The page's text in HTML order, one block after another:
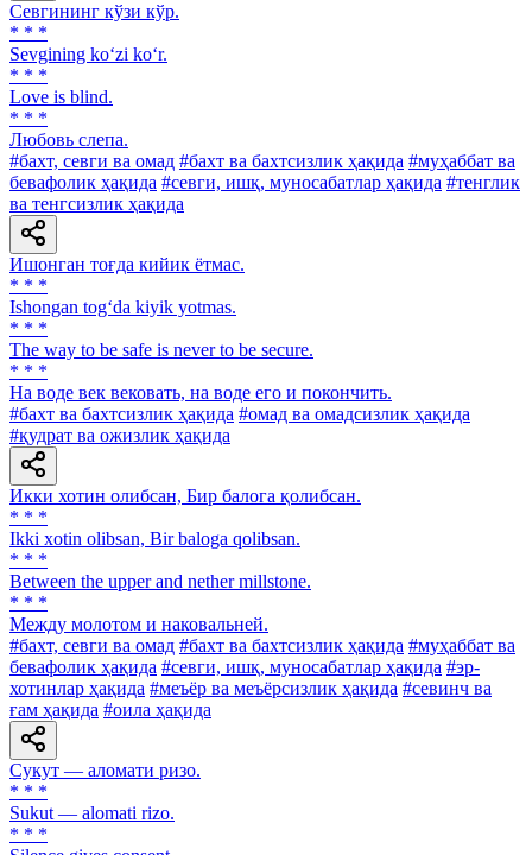
Севгининг кўзи кўр.
* * *
Sevgining ko‘zi ko‘r.
* * *
Love is blind.
* * *
Любовь слепа.
#бахт, севги ва омад #бахт ва бахтсизлик ҳақида #муҳаббат ва
бевафолик ҳақида #севги, ишқ, муносабатлар ҳақида #тенглик
ва тенгсизлик ҳақида
Ишонган тоғда кийик ётмас.
* * *
Ishongan tog‘da kiyik yotmas.
* * *
The way to be safe is never to be secure.
* * *
Ha воде век вековать, на воде его и покончить.
#бахт ва бахтсизлик ҳақида #омад ва омадсизлик ҳақида
#қудрат ва ожизлик ҳақида
Икки хотин олибсан, Бир балога қолибсан.
* * *
Ikki xotin olibsan, Bir baloga qolibsan.
* * *
Between the upper and nether millstone.
* * *
Между молотом и наковальней.
#бахт, севги ва омад #бахт ва бахтсизлик ҳақида #муҳаббат ва
бевафолик ҳақида #севги, ишқ, муносабатлар ҳақида #эр-
хотинлар ҳақида #меъёр ва меъёрсизлик ҳақида #севинч ва
ғам ҳақида #оила ҳақида
Сукут — аломати ризо.
* * *
Sukut — alomati rizo.
* * *